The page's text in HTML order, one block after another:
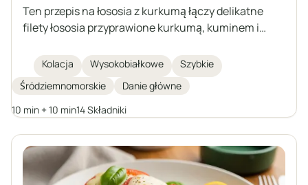
Ten przepis na łososia z kurkumą łączy delikatne
filety łososia przyprawione kurkumą, kuminem i
podawane z wyrazistym, ziołowym sosem
jogurtowym. Danie jest bogate w białko i kwasy
tłuszczowe omega-3, proste do przygotowania w
zaledwie 20 minut i najlepiej smakuje z warzywami i
Kolacja Wysokobiałkowe
Szybkie
Śródziemnomorskie
Danie główne
10 min + 10 min14 Składniki